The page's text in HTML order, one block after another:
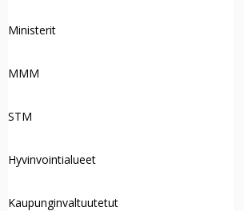
Ministerit
MMM
STM
Hyvinvointialueet
Kaupunginvaltuutetut